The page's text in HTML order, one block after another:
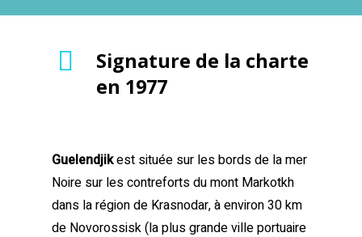
Signature de la charte
en 1977
Guelendjikest située sur les bords de la mer
Noire sur les contreforts du mont Markotkh
dans la région de Krasnodar, à environ 30 km
de Novorossisk (la plus grande ville portuaire